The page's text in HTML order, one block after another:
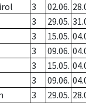
3 02.06.
3 29.05.
3 15.05.
3 09.06.
3 15.05.
3 09.06.
3 29.05.